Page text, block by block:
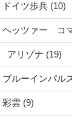
イツ歩兵 (10)
ッツァー コ
アリゾナ (19)
ルーインパル
雲 (9)